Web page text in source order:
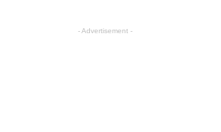
- Advertisement -